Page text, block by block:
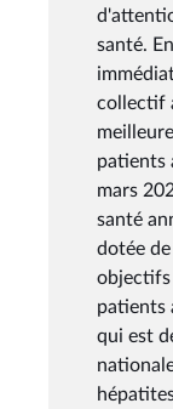
santé.
collectif
patients
mars
santé
dotée
objectifs
patients
qui est